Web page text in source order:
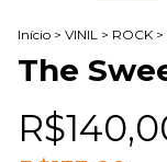
Início > VINIL > ROCK >
The